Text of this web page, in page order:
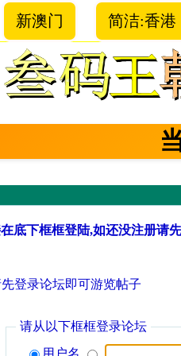
新澳门 简洁:香港
底下框框登陆,如还没注册请
登录论坛即可游览帖子
请从以下框框登录论坛
用户名